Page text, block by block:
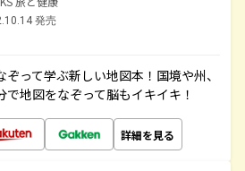
発売
って学ぶ新しい地図本！国境や州、
地図をなぞって脳もイキイキ！
詳細を見る